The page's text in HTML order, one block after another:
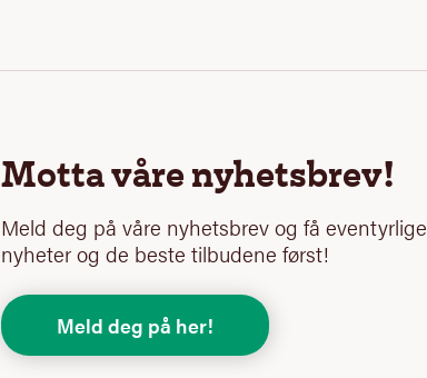
Motta våre nyhetsbrev!
Meld deg på våre nyhetsbrev og få eventyrlige
nyheter og de beste tilbudene først!
Meld deg på her!